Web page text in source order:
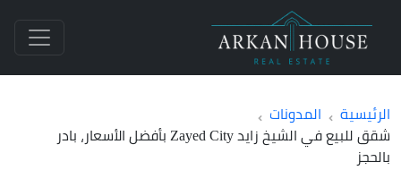
الرئيسية
المدونات
شقق للبيع في الشيخ زايد Zayed City بأفضل الأسعار، بادر
بالحجز